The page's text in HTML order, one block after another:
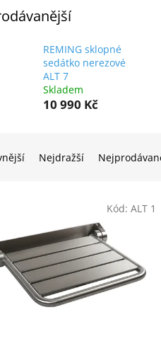
REMING sklopné
sedátko nerezové
ALT 7
Skladem
10 990 Kč
Nejdražší
Kód: ALT 1